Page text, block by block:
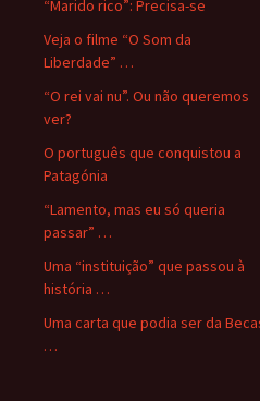
“Marido rico”: Precisa-se
Veja o filme “O Som da
Liberdade” …
“O rei vai nu”. Ou não queremos
ver?
O português que conquistou a
Patagónia
“Lamento, mas eu só queria
passar” …
Uma “instituição” que passou à
história …
Uma carta que podia ser da
…